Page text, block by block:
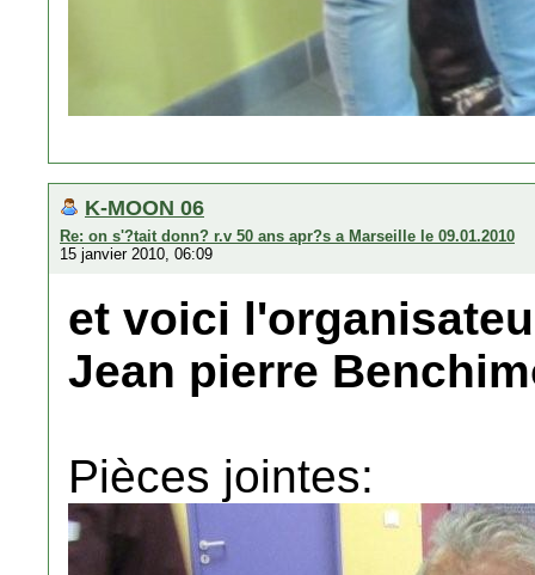
K-MOON 06
Re: on s'?tait donn? r.v 50 ans apr?s a Marseille le 09.01.2010
15 janvier 2010, 06:09
et voici
Jean pierre
Pièces jointes: